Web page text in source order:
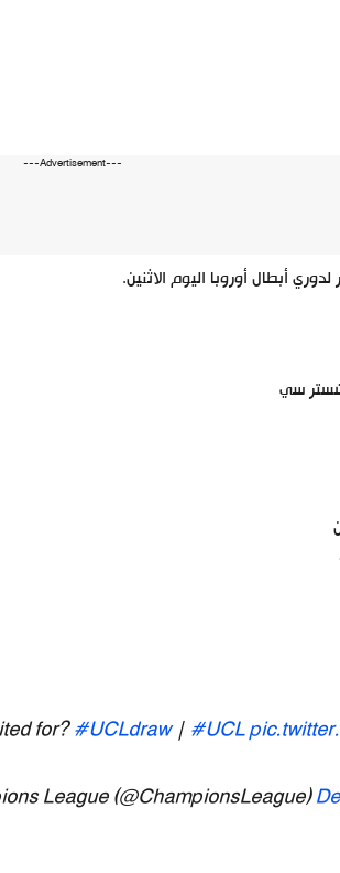
---Advertisement---
أبطال أوروبا اليوم الاثنين.
سي
for?#UCLdraw|#UCL